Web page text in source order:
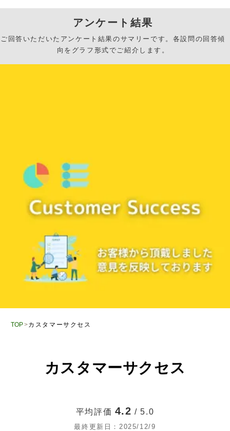
TOP カスタマーサクセス
カスタマーサクセス
平均評価 4.2 / 5.0
最終更新日：2025/12/9
アンケート結果
ご回答いただいたアンケート結果のサマリーです。各設問の回答傾
向をグラフ形式でご紹介します。